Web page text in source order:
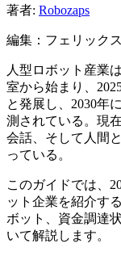
著者: Robozaps
編集：フェリックス
人型ロボット産業
室から始まり、
と発展し、2030年
測されている。現
会話、そして人間
っている。
このガイドでは、
ット企業を紹介す
ボット、資金調達
いて解説します。